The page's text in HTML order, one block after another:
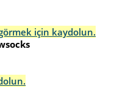
için kaydolun.